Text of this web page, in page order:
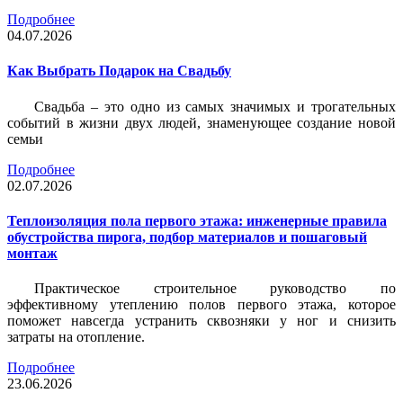
Подробнее
04.07.2026
Как Выбрать Подарок на Свадьбу
Свадьба – это одно из самых значимых и трогательных
событий в жизни двух людей, знаменующее создание новой
семьи
Подробнее
02.07.2026
Теплоизоляция пола первого этажа: инженерные правила
обустройства пирога, подбор материалов и пошаговый
монтаж
Практическое строительное руководство по
эффективному утеплению полов первого этажа, которое
поможет навсегда устранить сквозняки у ног и снизить
затраты на отопление.
Подробнее
23.06.2026